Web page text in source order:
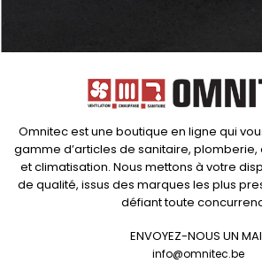
Omnitec est une boutique en ligne qui
gamme d’articles de sanitaire,
et climatisation. Nous mettons à votre
de qualité, issus des marques les plus
défiant toute
ENVOYEZ-NOUS UN
info@omnitec.be